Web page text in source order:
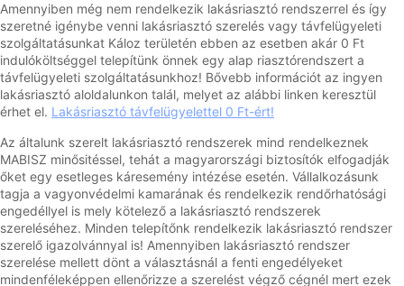
Amennyiben még nem rendelkezik lakásriasztó rendszerrel és így
szeretné igénybe venni lakásriasztó szerelés vagy távfelügyeleti
szolgáltatásunkat Káloz területén ebben az esetben akár 0 Ft
indulóköltséggel telepítünk önnek egy alap riasztórendszert a
távfelügyeleti szolgáltatásunkhoz! Bővebb információt az ingyen
lakásriasztó aloldalunkon talál, melyet az alábbi linken keresztül
érhet el. Lakásriasztó távfelügyelettel 0 Ft-ért!
Az általunk szerelt lakásriasztó rendszerek mind rendelkeznek
MABISZ minősitéssel, tehát a magyarországi biztosítók elfogadják
őket egy esetleges káresemény intézése esetén. Vállalkozásunk
tagja a vagyonvédelmi kamarának és rendelkezik rendőrhatósági
engedéllyel is mely kötelező a lakásriasztó rendszerek
szereléséhez. Minden telepítőnk rendelkezik lakásriasztó rendszer
szerelő igazolvánnyal is! Amennyiben lakásriasztó rendszer
szerelése mellett dönt a választásnál a fenti engedélyeket
mindenféleképpen ellenőrizze a szerelést végző cégnél mert ezek